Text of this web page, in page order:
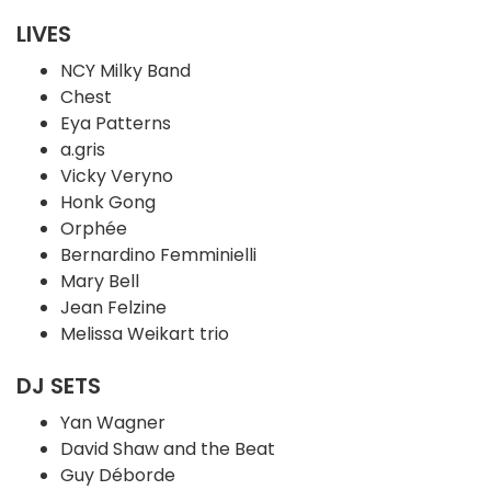
LIVES
NCY Milky Band
Chest
Eya Patterns
a.gris
Vicky Veryno
Honk Gong
Orphée
Bernardino Femminielli
Mary Bell
Jean Felzine
Melissa Weikart trio
DJ SETS
Yan Wagner
David Shaw and the Beat
Guy Déborde